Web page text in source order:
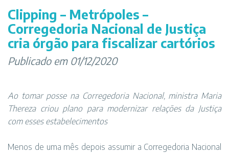
Clipping – Metrópoles –
Corregedoria Nacional de Justiça
cria órgão para fiscalizar cartórios
Publicado em 01/12/2020
Ao tomar posse na Corregedoria Nacional, ministra Maria
Thereza criou plano para modernizar relações da Justiça
com esses estabelecimentos
Menos de uma mês depois assumir a Corregedoria Nacional